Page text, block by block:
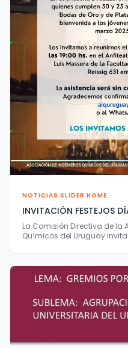
NOTICIAS SLIDER HOME
INVITACIÓN FESTEJOS
La Comisión Directiva de la
Químicos del Uruguay